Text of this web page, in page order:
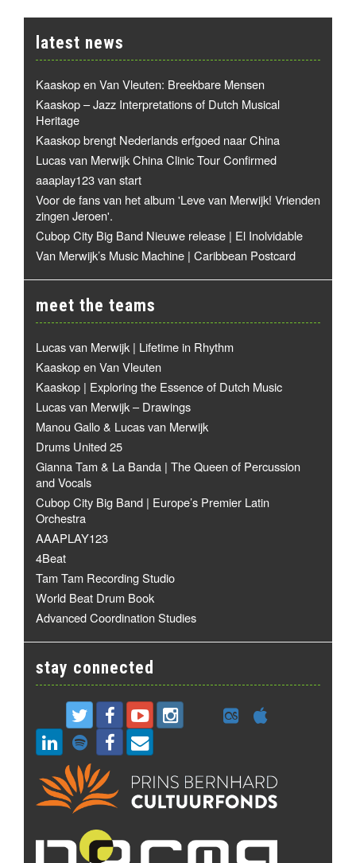
latest news
Kaaskop en Van Vleuten: Breekbare Mensen
Kaaskop – Jazz Interpretations of Dutch Musical
Heritage
Kaaskop brengt Nederlands erfgoed naar China
Lucas van Merwijk China Clinic Tour Confirmed
aaaplay123 van start
Voor de fans van het album 'Leve van Merwijk! Vrienden
zingen Jeroen'.
Cubop City Big Band Nieuwe release | El Inolvidable
Van Merwijk’s Music Machine | Caribbean Postcard
meet the teams
Lucas van Merwijk | Lifetime in Rhythm
Kaaskop en Van Vleuten
Kaaskop | Exploring the Essence of Dutch Music
Lucas van Merwijk – Drawings
Manou Gallo & Lucas van Merwijk
Drums United 25
Gianna Tam & La Banda | The Queen of Percussion
and Vocals
Cubop City Big Band | Europe’s Premier Latin
Orchestra
AAAPLAY123
4Beat
Tam Tam Recording Studio
World Beat Drum Book
Advanced Coordination Studies
stay connected